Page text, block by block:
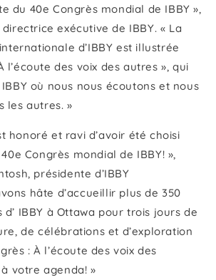
du 40e Congrès mondial de IBBY »,
exécutive de IBBY. « La
d’IBBY est illustrée
l’écoute des voix des autres », qui
où nous nous écoutons et nous
les autres. »
honoré et ravi d’avoir été choisi
Congrès mondial de IBBY! »,
présidente d’IBBY
hâte d’accueillir plus de 350
IBBY à Ottawa pour trois jours de
de célébrations et d’exploration
: À l’écoute des voix des
votre agenda! »